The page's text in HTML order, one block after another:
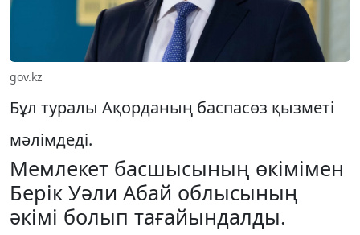
gov.kz
Бұл туралы Ақорданың баспасөз қызметі
мәлімдеді.
Мемлекет басшысының өкімімен
Берік Уәли Абай облысының
әкімі болып тағайындалды.